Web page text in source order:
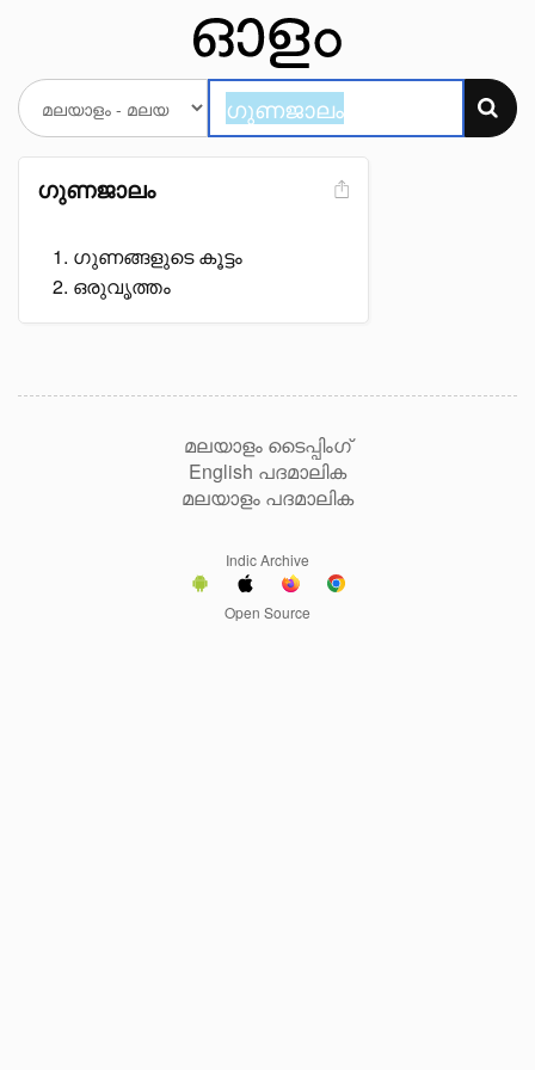
ഗുണജാലം
ഗുണങ്ങളുടെ കൂട്ടം
ഒരുവൃത്തം
മലയാളം ടൈപ്പിംഗ്
English പദമാലിക
മലയാളം പദമാലിക
Indic Archive
Open Source